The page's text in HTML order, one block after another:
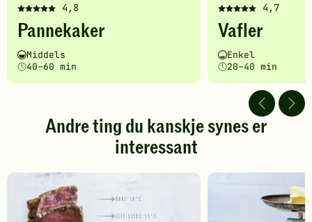
4,8
Denne
oppskriften
fått
5
av
stjerner.
gi
vurdering.
Pannekaker
Vanskelighetsgrad
Middels
Tilberedningstid
40–60 min
4,7
Denne
oppskriften
fått
5
av
stjerner.
Klikk
gi
vurdering.
Vafler
Vanskelighetsgrad
Enkel
Tilberedningstid
20–40 min
Andre ting du kanskje synes er
interessant